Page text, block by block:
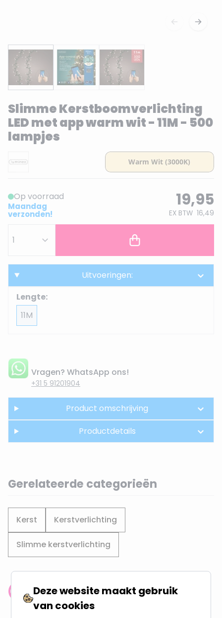
Slimme Kerstboomverlichting
LED met app warm wit - 11M - 500
lampjes
Op voorraad
Maandag
verzonden!
19,95
EX BTW 16,49
Uitvoeringen:
Lengte:
11M
Vragen? WhatsApp ons!
+31 5 91201904
Product omschrijving
Productdetails
Gerelateerde categorieën
Kerst Kerstverlichting
Slimme kerstverlichting
Klantenbeoordeling: 9.4/10
meer dan 100.000 klanten gingen u voor
Deze website maakt gebruik
van cookies